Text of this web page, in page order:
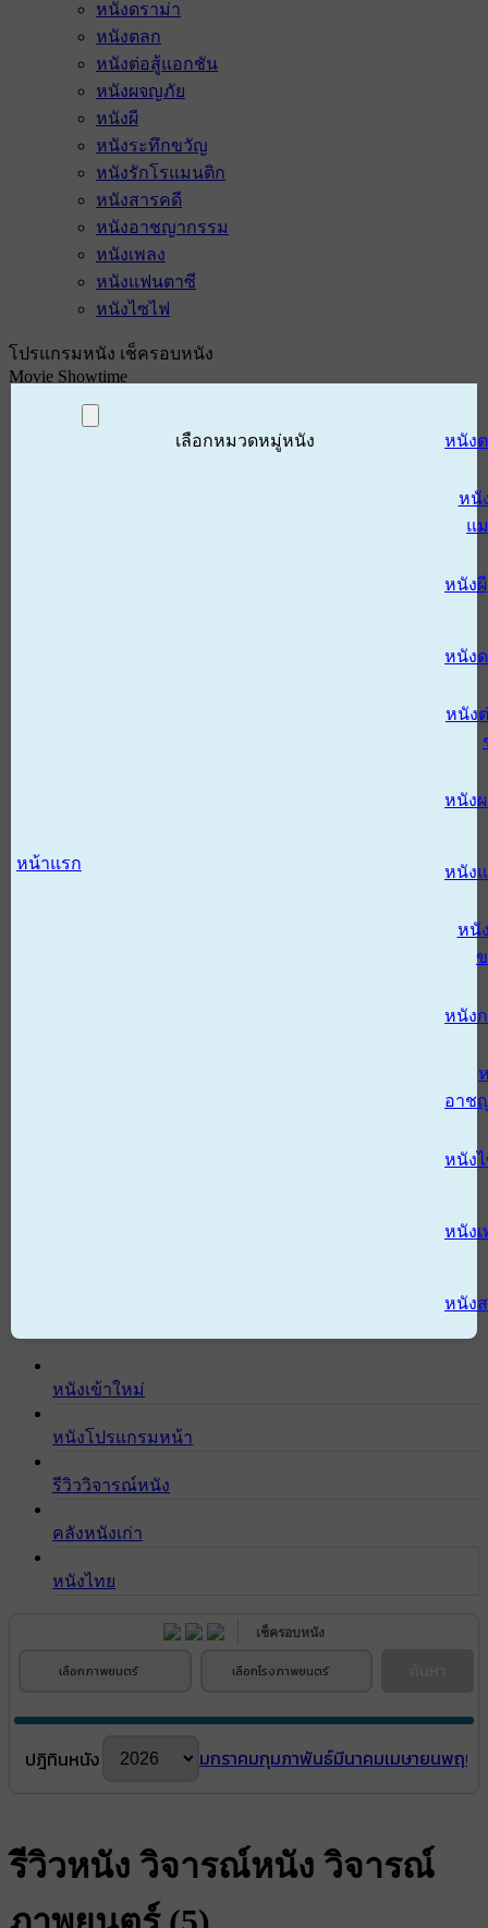
หนังดราม่า
หนังตลก
หนังต่อสู้แอกชัน
หนังผจญภัย
หนังผี
หนังระทึกขวัญ
หนังรักโรแมนติก
หนังสารคดี
หนังอาชญากรรม
หนังเพลง
หนังแฟนตาซี
หนังไซไฟ
โปรแกรมหนัง เช็ครอบหนัง
Movie Showtime
หน้าแรก
เลือกหมวดหมู่หนัง หนัง
หนั
แ
หนังผี
หนัง
หนัง
หนัง
หนัง
หนั
หนัง
อาช
หนัง
หนังเ
หนัง
หนังเข้าใหม่
หนังโปรแกรมหน้า
รีวิววิจารณ์หนัง
คลังหนังเก่า
หนังไทย
เช็ครอบหนัง
เลือกภาพยนตร์ เลือกโรงภาพยนตร์
ปฎิทินหนัง มกราคมกุมภาพันธ์มีนาคมเมษายนพฤษ
รีวิวหนัง วิจารณ์หนัง วิจารณ์